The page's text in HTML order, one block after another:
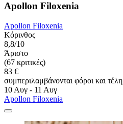
Apollon Filoxenia
Apollon Filoxenia
Κόρινθος
8,8/10
Άριστο
(67 κριτικές)
83 €
συμπεριλαμβάνονται φόροι και τέλη
10 Αυγ - 11 Αυγ
Apollon Filoxenia